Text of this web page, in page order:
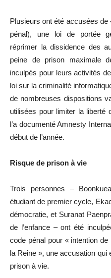
Plusieurs ont été accusées de
pénal), une loi de portée
réprimer la dissidence des
peine de prison maximale
inculpés pour leurs activités
loi sur la criminalité
de nombreuses dispositions
utilisées pour limiter la liberté
l’a documenté Amnesty
début de l’année.
Risque de prison à vie
Trois personnes –
étudiant de premier cycle,
démocratie, et Suranat
de l’enfance – ont été
code pénal pour « intention
la Reine », une accusation qui
prison à vie.